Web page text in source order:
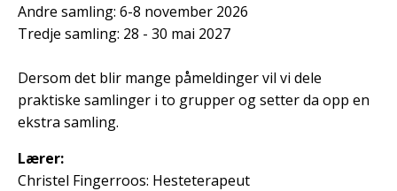
Andre samling: 6-8 november 2026
Tredje samling: 28 - 30 mai 2027
Dersom det blir mange påmeldinger vil vi dele
praktiske samlinger i to grupper og setter da opp en
ekstra samling.
Lærer:
Christel Fingerroos: Hesteterapeut